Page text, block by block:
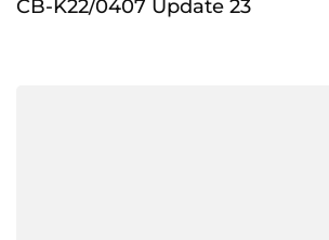
CB-K22/0407 Update 23